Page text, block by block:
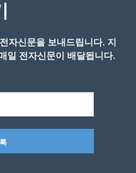
러 96센트에서 약 4
가격 상승을 보였다.
트만으로 장바구니를
수 있었던 시절의 ‘타
구매하려면 브랜드 선
달러를 훌쩍 넘길 가
자신문을 보내드립니다. 지
일 전자신문이 배달됩니다.